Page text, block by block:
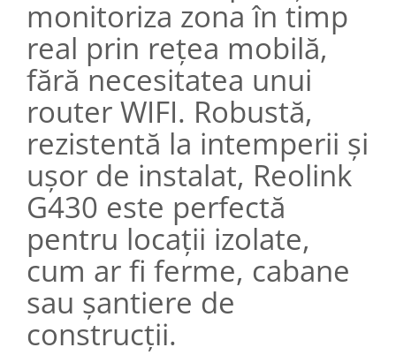
monitoriza zona în timp
real prin rețea mobilă,
fără necesitatea unui
router WIFI. Robustă,
rezistentă la intemperii și
ușor de instalat, Reolink
G430 este perfectă
pentru locații izolate,
cum ar fi ferme, cabane
sau șantiere de
construcții.